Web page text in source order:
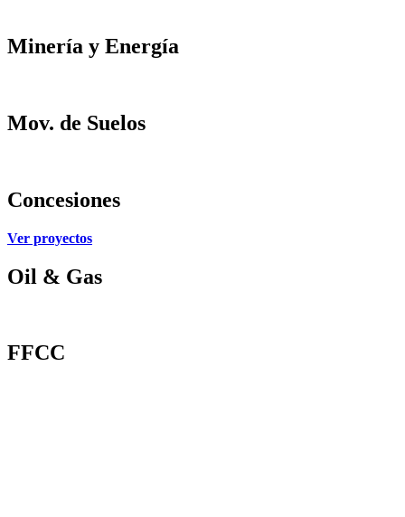
Minería y Energía
Mov. de Suelos
Concesiones
Ver proyectos
Oil & Gas
FFCC